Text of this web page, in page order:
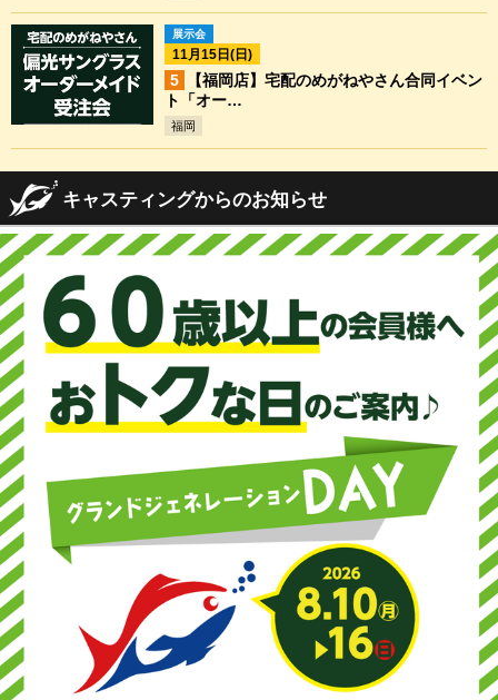
展示会
11月15日(日)
【福岡店】宅配のめがねやさん合同イベン
ト「オー…
福岡
キャスティングからのお知らせ